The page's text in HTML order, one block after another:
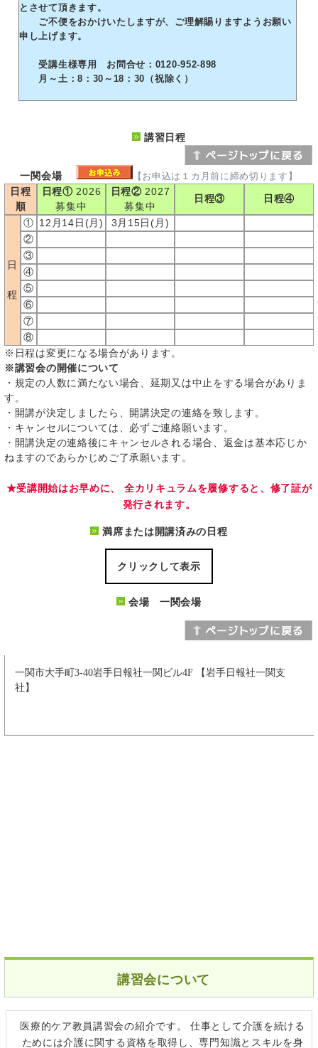
とさせて頂きます。
ご不便をおかけいたしますが、ご理解賜りますようお願い
申し上げます。
受講生様専用 お問合せ：0120-952-898
月～土：8：30～18：30（祝除く）
講習日程
一関会場 【お申込は１カ月前に締め切ります】
日程
順
日程①2026
募集中
日程②2027
募集中
日程③ 日程④
日
程
① 12月14日(月)
3月15日(月)
②
③
④
⑤
⑥
⑦
⑧
※日程は変更になる場合があります。
※講習会の開催について
・規定の人数に満たない場合、延期又は中止をする場合がありま
す。
・開講が決定しましたら、開講決定の連絡を致します。
・キャンセルについては、必ずご連絡願います。
・開講決定の連絡後にキャンセルされる場合、返金は基本応じか
ねますのであらかじめご了承願います。
★受講開始はお早めに、 全カリキュラムを履修すると、修了証が
発行されます。
満席または開講済みの日程
クリックして表示
会場 一関会場
一関市大手町3-40岩手日報社一関ビル4F 【岩手日報社一関支
社】
講習会について
医療的ケア教員講習会の紹介です。 仕事として介護を続ける
ためには介護に関する資格を取得し、専門知識とスキルを身